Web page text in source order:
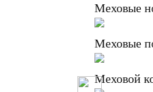
Меховые
Меховые
Меховой